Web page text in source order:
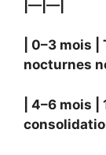
|—|—|
| 0–3 mois
nocturnes
| 4–6 mois